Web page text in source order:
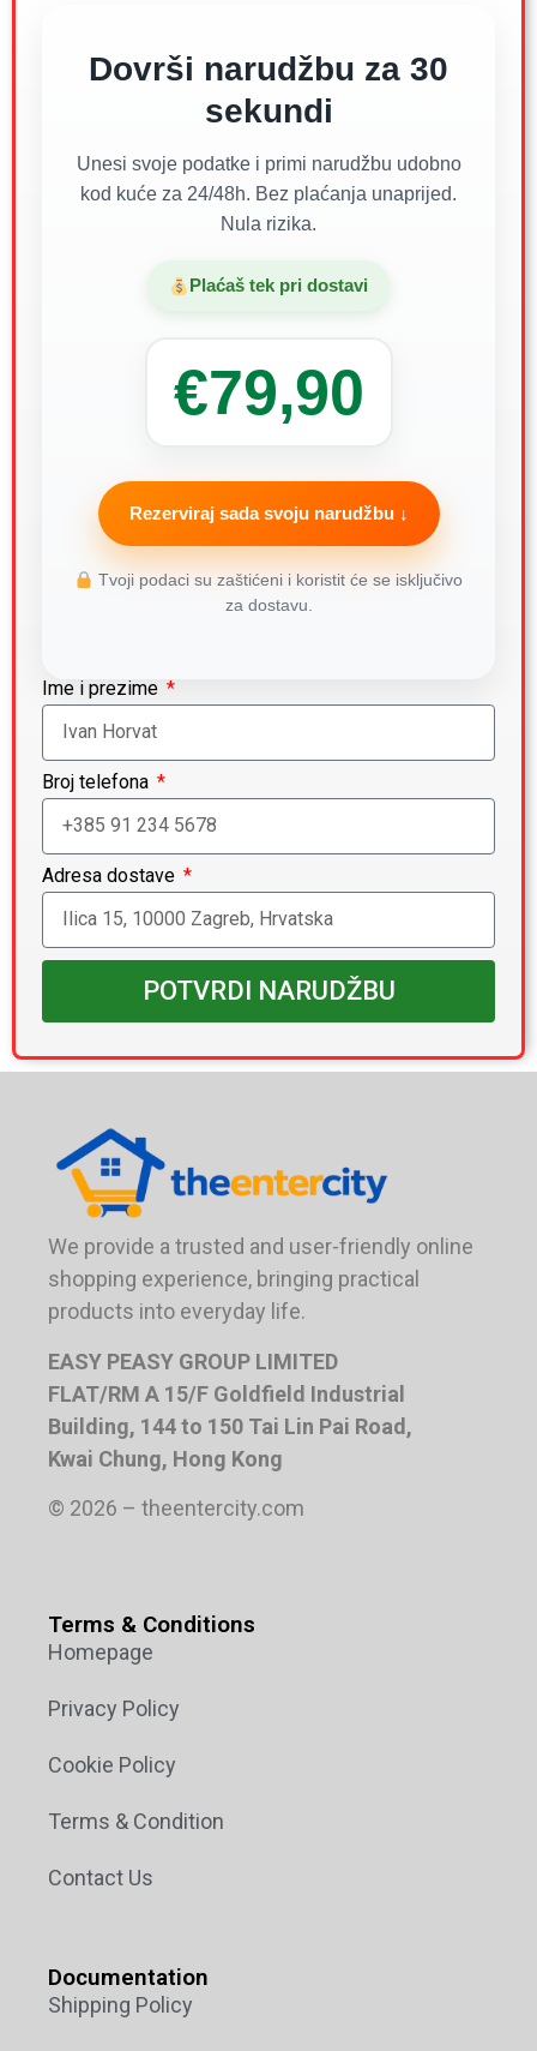
Dovrši narudžbu za 30
sekundi
Unesi svoje podatke i primi narudžbu udobno
kod kuće za 24/48h. Bez plaćanja unaprijed.
Nula rizika.
Plaćaš tek pri dostavi
€79,90
Rezerviraj sada svoju narudžbu ↓
Tvoji podaci su zaštićeni i koristit će se isključivo
za dostavu.
Ime i prezime
Broj telefona
Adresa dostave
POTVRDI NARUDŽBU
We provide a trusted and user-friendly online
shopping experience, bringing practical
products into everyday life.
EASY PEASY GROUP LIMITED
FLAT/RM A 15/F Goldfield Industrial
Building, 144 to 150 Tai Lin Pai Road,
Kwai Chung, Hong Kong
© 2026 – theentercity.com
Terms & Conditions
Homepage
Privacy Policy
Cookie Policy
Terms & Condition
Contact Us
Documentation
Shipping Policy